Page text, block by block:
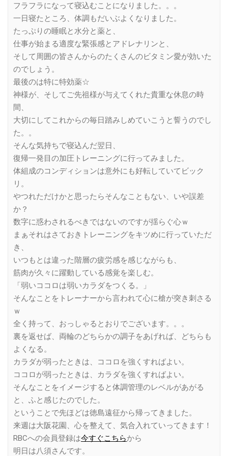
フラフラになって寝込むことになりました。。。
一日寝たところ、体調もだいぶよくなりました。
たっぷりの睡眠と水分と薬と、
仕事が始まる適度な緊張感とアドレナリンと、
そして周囲の皆さんからのたくさんのビタミン愛が効いた
のでしょう。
最後のは特に特効薬☆
神様が、そしてご先祖様が与えてくれた貴重な休息の時
間、
大切にしてこれからの毎日踏みしめていこうと誓うのでし
た。。
そんな気持ちで寝込んだ翌日、
復帰一発目の加圧トレーニングに行ってみました。
体組成のコンディションは意外にも好転していてビック
リ。
やつれただけかと思ったらそんなこともない、いや誤差
か？
数字に惑わされるべきではないのですが揺らぐ心ｗ
まぁそれはさておきトレーニングをキツめに行っていただ
き、
いつもとは違った階層の疲労感を感じながらも、
筋肉が久々に躍動している感覚を楽しむ。
「弱いココロは弱いカラダをつくる。」
そんなことをトレーナーから言われて心に槍が突き刺さる
ｗ
全く持って、おっしゃるとおりでございます。。。
裏を返せば、両輪のどちらかの調子をあげれば、どちらも
よくなる。
カラダが弱ったときは、ココロを強くすればよい。
ココロが弱ったときは、カラダを強くすればよい。
そんなことをイメージすると体調管理のレベルがあがる
と、ふと感じたのでした。
ということで先ほどは徳島遠征から帰ってきました。
来週は大阪花園、心を整えて、気合入れていってきます！
RBCへの会員登録は今すぐこちらから
明日は八須さんです。